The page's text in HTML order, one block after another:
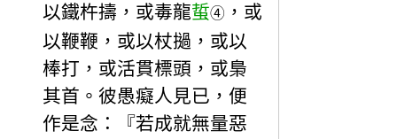
以鐵杵擣，或毒龍蜇④ ，或
以鞭鞭，或以杖撾，或以
棒打，或活貫標頭，或梟
其首。彼愚癡人見已，便
作是念：『若成就無量惡